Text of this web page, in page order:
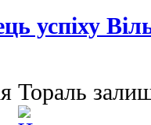
успіху
Тораль